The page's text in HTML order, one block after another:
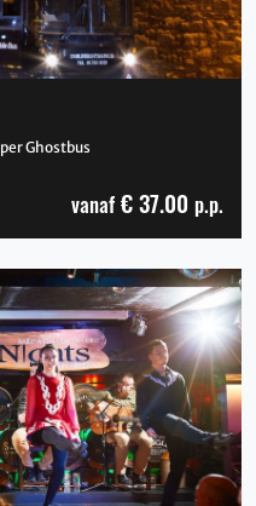
Ghostbus
vanaf € 37.00 p.p.